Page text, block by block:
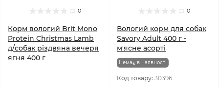
0
Корм вологий Brit Mono
Protein Christmas Lamb
д/собак різдвяна вечеря
ягня 400 г
0
Вологий корм для собак
Savory Adult 400 г -
м'ясне асорті
Немає в наявності
Код товару: 30396